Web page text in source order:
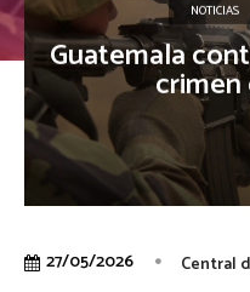
NOTICIAS
Guatemala
27/05/2026 Central